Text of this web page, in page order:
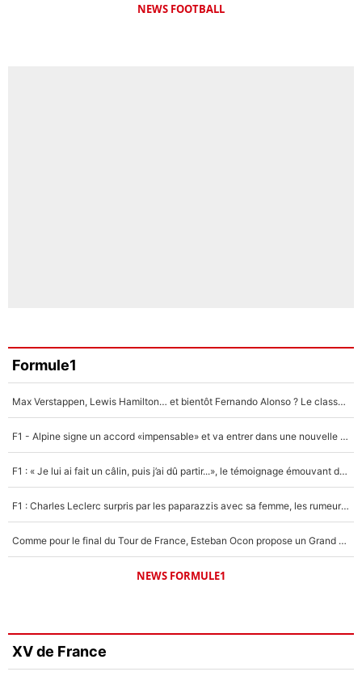
NEWS FOOTBALL
Formule1
Max Verstappen, Lewis Hamilton… et bientôt Fernando Alonso ? Le classement des pilotes les mieux payés en Formule 1 risque de changer !
F1 - Alpine signe un accord «impensable» et va entrer dans une nouvelle dimension : Grande nouvelle pour Pierre Gasly !
F1 : « Je lui ai fait un câlin, puis j’ai dû partir...», le témoignage émouvant de Max Verstappen sur sa fille
F1 : Charles Leclerc surpris par les paparazzis avec sa femme, les rumeurs étaient vraies !
Comme pour le final du Tour de France, Esteban Ocon propose un Grand Prix de Formule 1 à Paris : «Autour de l’Arc de Triomphe, ce serait génial» !
NEWS FORMULE1
XV de France